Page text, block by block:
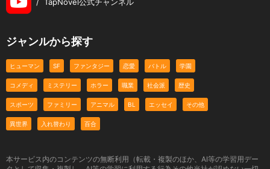
/ TapNovel公式チャンネル
ジャンルから探す
ヒューマン SF ファンタジー 恋愛 バトル 学園
コメディ ミステリー ホラー 職業 社会派 歴史
スポーツ ファミリー アニマル BL エッセイ その他
異世界 入れ替わり 百合
本サービス内のコンテンツの無断利用（転載・複製のほか、AI等の学習用デー